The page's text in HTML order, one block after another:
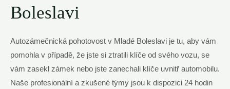
Boleslavi
Autozámečnická pohotovost v Mladé Boleslavi je tu, aby vám
pomohla v případě, že jste si ztratili klíče od svého vozu, se
vám zasekl zámek nebo jste zanechali klíče uvnitř automobilu.
Naše profesionální a zkušené týmy jsou k dispozici 24 hodin